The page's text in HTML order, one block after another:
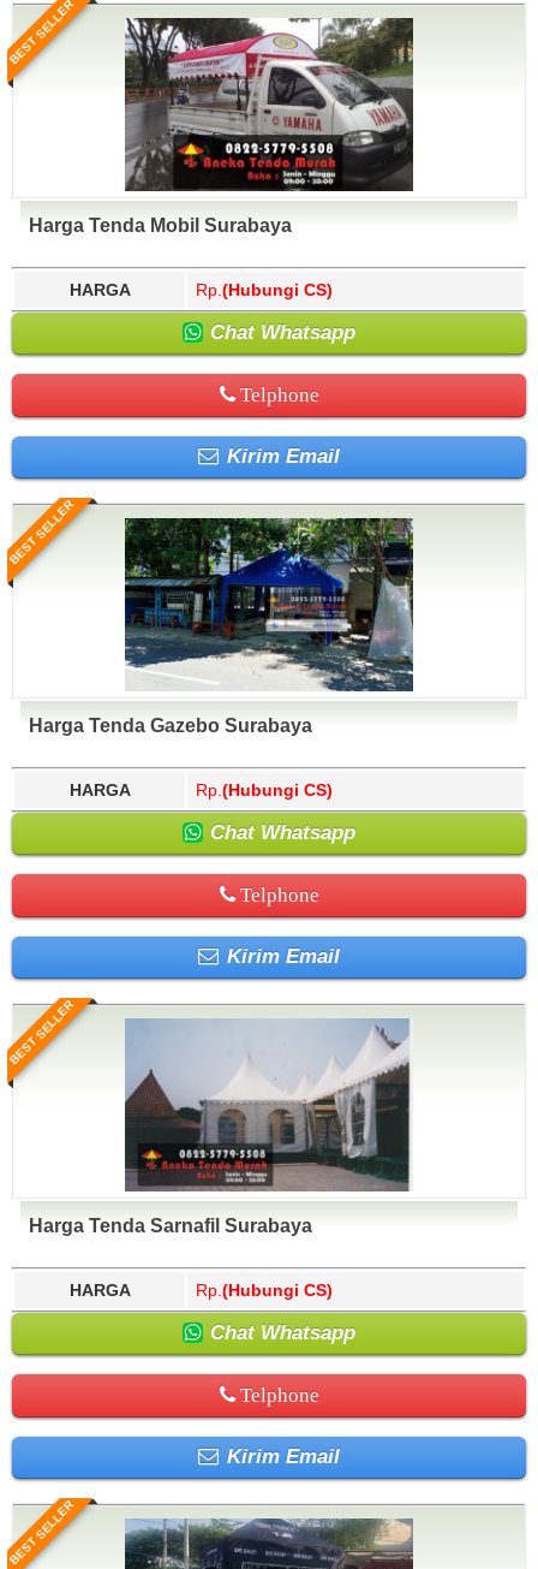
BEST SELLER
Harga Tenda Mobil Surabaya
HARGA Rp. (Hubungi CS)
Chat Whatsapp
Telphone
Kirim Email
BEST SELLER
Harga Tenda Gazebo Surabaya
HARGA Rp. (Hubungi CS)
Chat Whatsapp
Telphone
Kirim Email
BEST SELLER
Harga Tenda Sarnafil Surabaya
HARGA Rp. (Hubungi CS)
Chat Whatsapp
Telphone
Kirim Email
BEST SELLER